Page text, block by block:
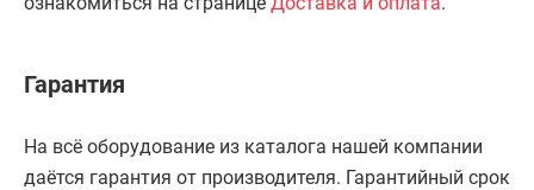
Гарантия
На всё оборудование из каталога нашей компании
даётся гарантия от производителя. Гарантийный срок